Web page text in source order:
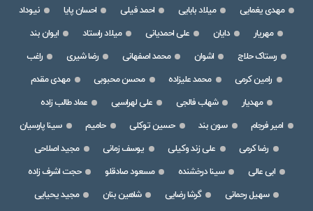
مهدی یغمایی
میلاد بابایی احمد فیلی احسان پایا
نیوداد
مهریار
دایان علی احمدیانی میلاد راستاد
ایوان بند
رستاک حلاج
اشوان محمد اصفهانی رضا شیری
راغب
رامین کرمی
محمد علیزاده محسن محبوبی
مهدی مقدم
مهدیار
شهاب فالجی علی لهراسبی
عماد طالب زاده
امیر فرجام
سون بند حسین توکلی حامیم
سینا پارسیان
رضا کرمی
علی زند وکیلی یوسف زمانی
مجید اصلاحی
ابی عالی
سینا درخشنده مسعود صادقلو
حجت اشرف زاده
سهیل رحمانی
گرشا رضایی شاهین بنان
مجید یحیایی